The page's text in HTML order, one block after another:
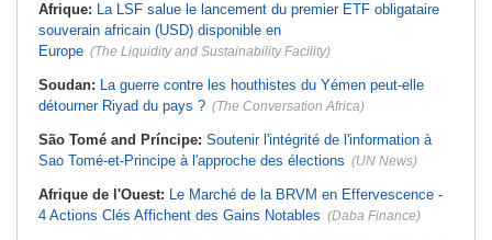
Afrique: La LSF salue le lancement du premier ETF obligataire
souverain africain (USD) disponible en
Europe (The Liquidity and Sustainability Facility)
Soudan: La guerre contre les houthistes du Yémen peut-elle
détourner Riyad du pays ? (The Conversation Africa)
São Tomé and Príncipe: Soutenir l'intégrité de l'information à
Sao Tomé-et-Principe à l'approche des élections (UN News)
Afrique de l'Ouest: Le Marché de la BRVM en Effervescence -
4 Actions Clés Affichent des Gains Notables (Daba Finance)